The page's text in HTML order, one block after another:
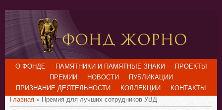
О ФОНДЕ ПАМЯТНИКИ И ПАМЯТНЫЕ ЗНАКИ
ПРОЕКТЫ
ПРЕМИИ
НОВОСТИ
ПУБЛИКАЦИИ
ПРИЗНАНИЕ ДЕЯТЕЛЬНОСТИ
КОЛЛЕКЦИИ
КОНТАКТЫ
Главная » Премия для лучших сотрудников УВД